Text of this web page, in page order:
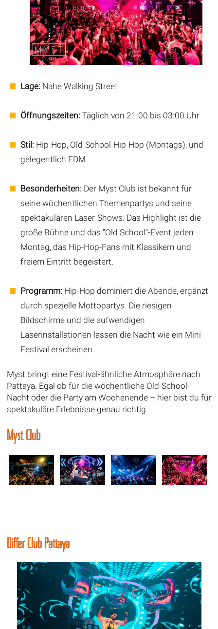
Lage:Nahe Walking Street
Öffnungszeiten:Täglich von 21:00 bis 03:00 Uhr
Stil:Hip-Hop, Old-School-Hip-Hop (Montags), und
gelegentlich EDM
Besonderheiten:Der Myst Club ist bekannt für
seine wöchentlichen Themenpartys und seine
spektakulären Laser-Shows. Das Highlight ist die
große Bühne und das "Old School"-Event jeden
Montag, das Hip-Hop-Fans mit Klassikern und
freiem Eintritt begeistert.
Programm:Hip-Hop dominiert die Abende, ergänzt
durch spezielle Mottopartys. Die riesigen
Bildschirme und die aufwendigen
Laserinstallationen lassen die Nacht wie ein Mini-
Festival erscheinen.
Myst bringt eine Festival-ähnliche Atmosphäre nach
Pattaya. Egal ob für die wöchentliche Old-School-
Nacht oder die Party am Wochenende – hier bist du für
spektakuläre Erlebnisse genau richtig.
Myst Club
Differ Club Pattaya